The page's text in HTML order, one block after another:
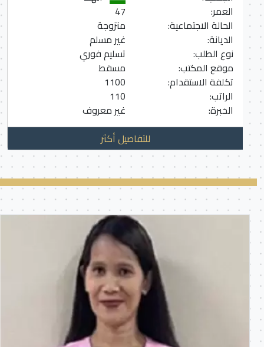
العمر:
الحالة الاجتماعية:
متزوجة
الديانة:
غير مسلم
نوع الطلب:
تسليم فوري
موقع المكتب:
مسقط
تكلفة الاستقدام:
1100
الراتب:
110
الخبرة:
غير معروف
للتفاصيل أكثر